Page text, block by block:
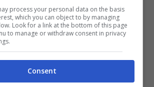
l’aliquota si riferisce
della pensione. Di
se si sfora l’ammontare
process your personal data on the basis
which you can object to by managing
Look for a link at the bottom of this page
to manage or withdraw consent in privacy
Consent